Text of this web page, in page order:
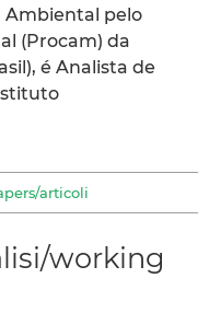
Ambiental pelo
(Procam) da
é Analista de
articoli
working